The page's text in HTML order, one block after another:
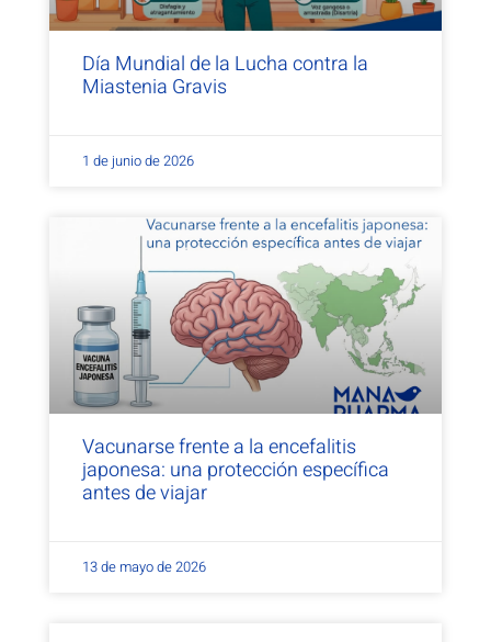
Día Mundial de la Lucha contra la
Miastenia Gravis
1 de junio de 2026
Vacunarse frente a la encefalitis
japonesa: una protección específica
antes de viajar
13 de mayo de 2026